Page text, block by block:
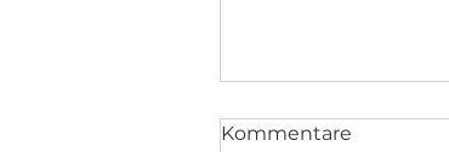
Kommentare